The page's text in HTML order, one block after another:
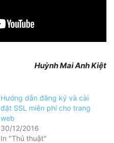
Huỳnh Mai Anh Kiệt
Hướng dẫn đăng ký và cài
đặt SSL miễn phí cho trang
web
30/12/2016
In "Thủ thuật"